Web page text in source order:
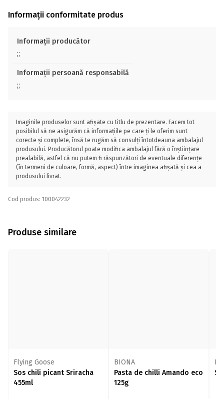
Informații conformitate produs
Informații producător
;;
Informații persoană responsabilă
;;
Imaginile produselor sunt afișate cu titlu de prezentare. Facem tot
posibilul să ne asigurăm că informațiile pe care ți le oferim sunt
corecte și complete, însă te rugăm să consulți întotdeauna ambalajul
produsului. Producătorul poate modifica ambalajul fără o înștiințare
prealabilă, astfel că nu putem fi răspunzători de eventuale diferențe
(în termeni de culoare, formă, aspect) între imaginea afișată și cea a
produsului livrat.
Cod produs: 100042232
Produse similare
Flying Goose
Sos chili picant Sriracha
455ml
BIONA
Pasta de chilli Amando eco
125g